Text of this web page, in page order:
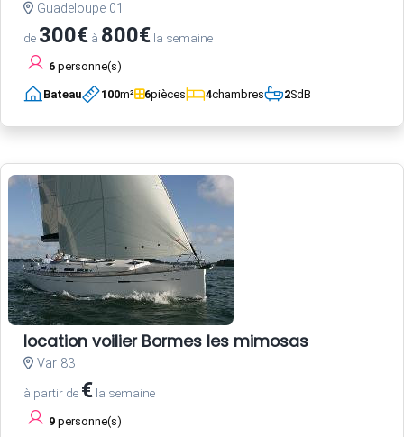
Guadeloupe 01
de 300€ à 800€ la semaine
6 personne(s)
Bateau 100m² 6pièces 4chambres 2SdB
location voilier Bormes les mimosas
Var 83
à partir de € la semaine
9 personne(s)